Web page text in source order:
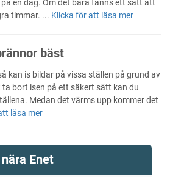
en dag. Om det bara fanns ett sätt att
timmar. ... Klicka för att läsa mer
bäst
kan is bildar på vissa ställen på grund av
bort isen på ett säkert sätt kan du
Medan det värms upp kommer det
läsa mer
Enet